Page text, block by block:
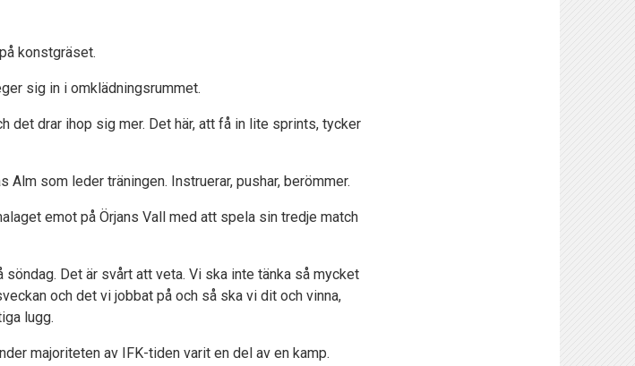
konstgräset.
sig in i omklädningsrummet.
det drar ihop sig mer. Det här, att få in lite sprints, tycker
som leder träningen. Instruerar, pushar, berömmer.
emot på Örjans Vall med att spela sin tredje match
Det är svårt att veta. Vi ska inte tänka så mycket
och det vi jobbat på och så ska vi dit och vinna,
lugg.
majoriteten av IFK-tiden varit en del av en kamp.